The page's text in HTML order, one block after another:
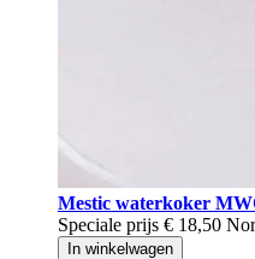
Mestic waterkoker
Speciale prijs € 18,50
In winkelwagen